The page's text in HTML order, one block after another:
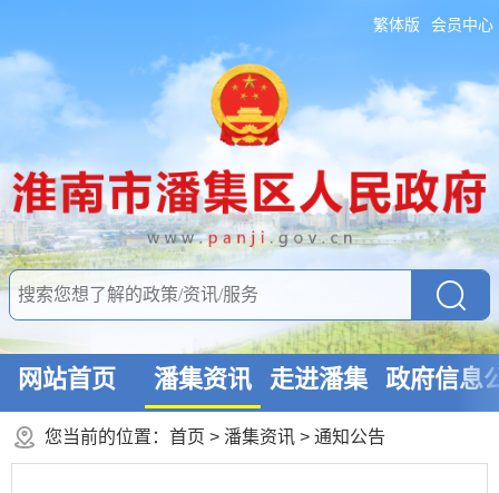
繁体版 会员中心
网站首页 潘集资讯 走进潘集 政府信息
您当前的位置： 首页 > 潘集资讯 > 通知公告